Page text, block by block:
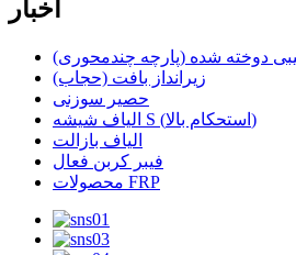
اخبار
دوخته شده (پارچه چندمحوری)
زیرانداز بافت (حجاب)
حصیر سوزنی
الیاف شیشه S (استحکام بالا)
الیاف بازالت
فیبر کربن فعال
محصولات FRP